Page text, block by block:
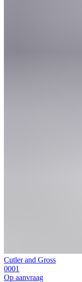
Cutler and Gross
0001
Op aanvraag